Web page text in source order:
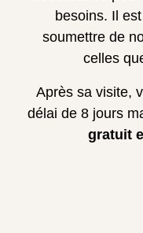
besoins. Il
soumettre de
celles
Après sa visite,
délai de 8 jours
gratuit